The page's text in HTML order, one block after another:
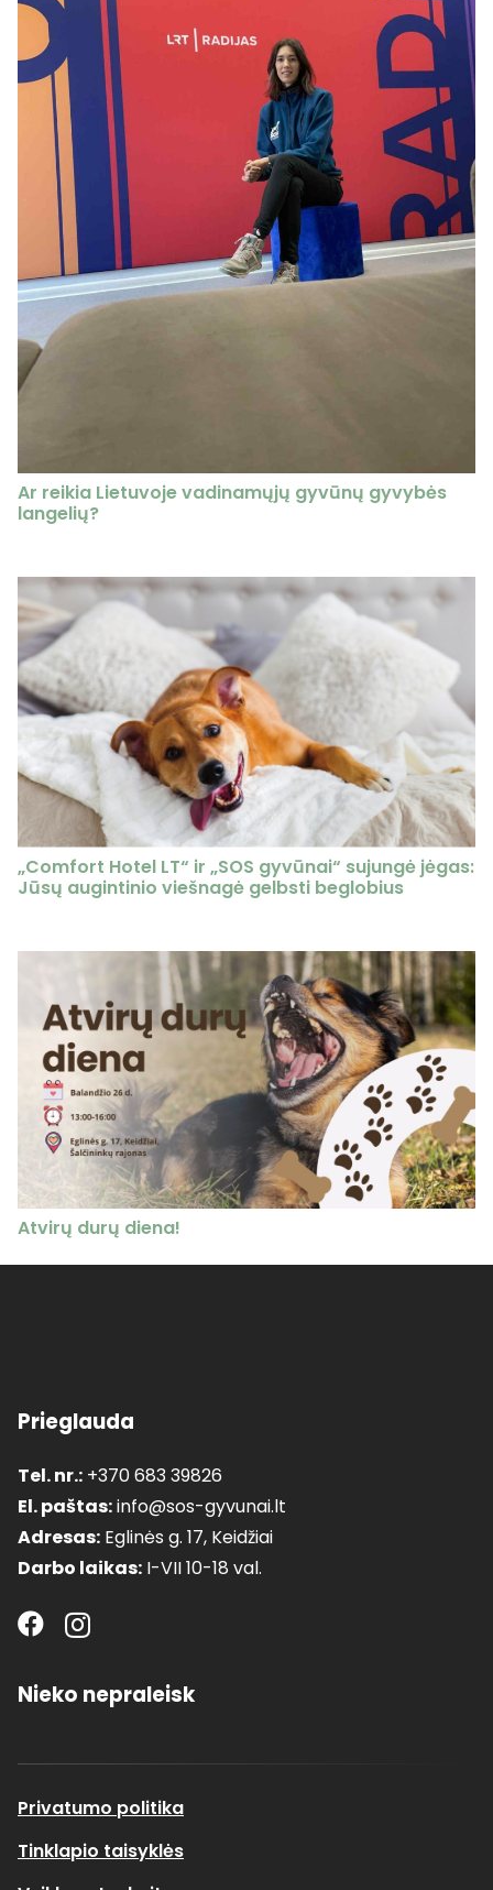
Ar reikia Lietuvoje vadinamųjų gyvūnų gyvybės
langelių?
„Comfort Hotel LT“ ir „SOS gyvūnai“ sujungė jėgas:
Jūsų augintinio viešnagė gelbsti beglobius
Atvirų durų diena!
Prieglauda
Tel. nr.: +370 683 39826
El. paštas:info@sos-gyvunai.lt
Adresas: Eglinės g. 17, Keidžiai
Darbo laikas: I-VII 10-18 val.
Nieko nepraleisk
Privatumo politika
Tinklapio taisyklės